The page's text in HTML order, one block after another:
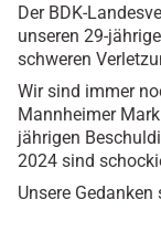
Der BDK-
unseren 29-
schweren
Wir sind immer
Mannheimer
jährigen
2024 sind
Unsere